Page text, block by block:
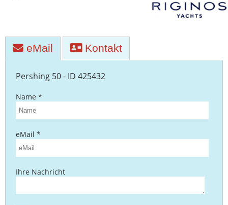
-
Entsorgung
Yachtwerften
eMail Kontakt
Pershing 50 - ID 425432
Name *
eMail *
Ihre Nachricht